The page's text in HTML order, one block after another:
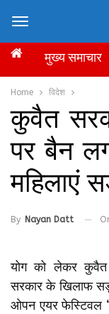
Home विदेश
कुवैत
पर बैन
महिलाएं
By Nayan Datt
योग को लेकर कुवैत
सरकार के खिलाफ
ओपन एयर फेस्टिवल
मुख्य समाचार